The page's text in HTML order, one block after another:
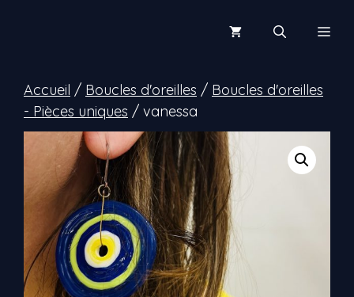
Accueil / Boucles d'oreilles / Boucles d'oreilles
- Pièces uniques / vanessa